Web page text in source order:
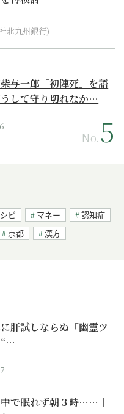
北九州銀行)
与一郎「初陣死」を語
して守り切れなか…
No.
ピ マネー
認知症
京都 漢方
肝試しならぬ「幽霊ツ
“…
で眠れず朝３時……｜